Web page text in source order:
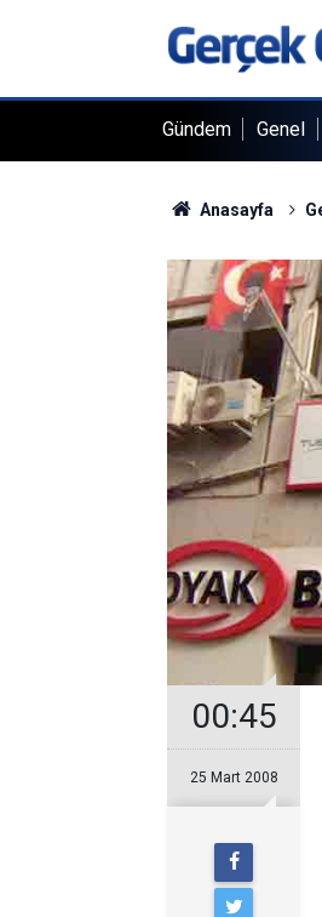
Gündem Genel
Anasayfa
00:45
25 Mart 2008